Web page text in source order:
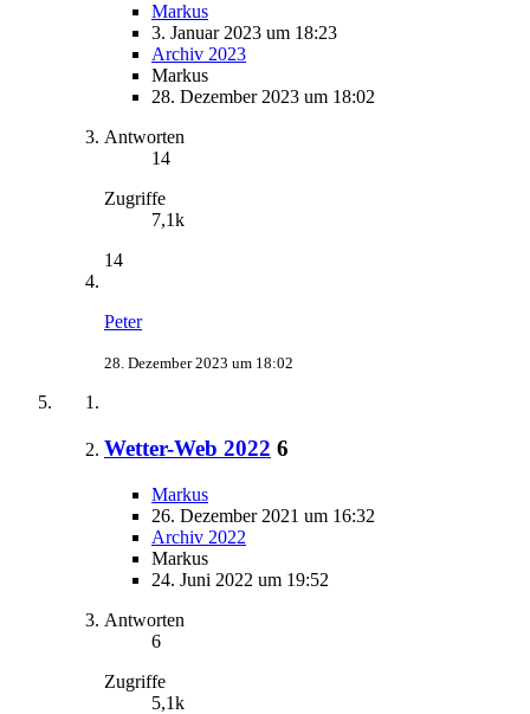
Markus
3. Januar 2023 um 18:23
Archiv 2023
Markus
28. Dezember 2023 um 18:02
Antworten
14
Zugriffe
7,1k
14
Peter
28. Dezember 2023 um 18:02
Wetter-Web 2022 6
Markus
26. Dezember 2021 um 16:32
Archiv 2022
Markus
24. Juni 2022 um 19:52
Antworten
6
Zugriffe
5,1k